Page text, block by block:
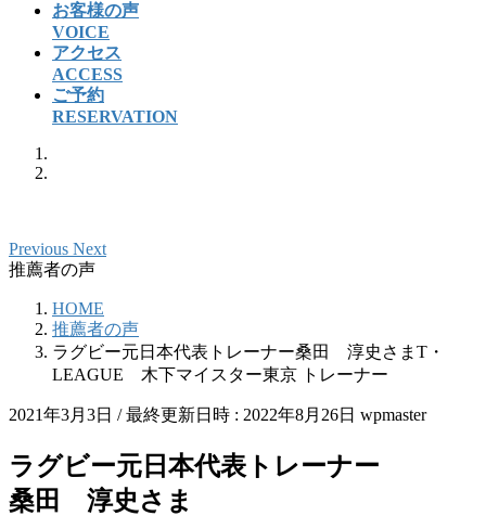
お客様の声
VOICE
アクセス
ACCESS
ご予約
RESERVATION
Previous Next
推薦者の声
HOME
推薦者の声
ラグビー元日本代表トレーナー桑田 淳史さまT・
LEAGUE 木下マイスター東京 トレーナー
2021年3月3日 / 最終更新日時 : 2022年8月26日 wpmaster
ラグビー元日本代表トレーナー
桑田 淳史さま